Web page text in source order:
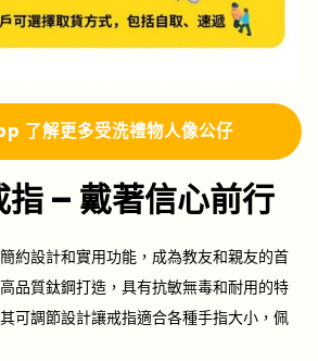
了解更多受洗禮物人像公仔
– 戴著信心前行
約設計和實用功能，成為教友和親友的首
品質鈦鋼打造，具有抗敏無毒和耐用的特
可調節設計讓戒指適合各種手指大小，佩